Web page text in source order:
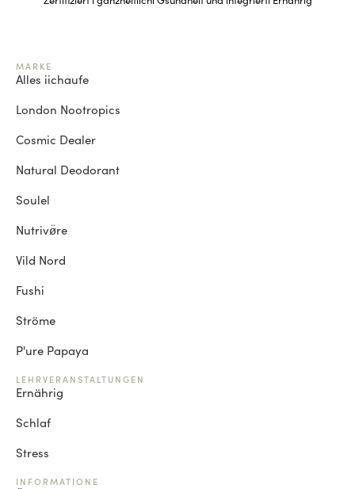
MARKE
Alles iichaufe
London Nootropics
Cosmic Dealer
Natural Deodorant
Soulel
Nutrivø̈re
Vild Nord
Fushi
Ströme
P'ure Papaya
LEHRVERANSTALTUNGEN
Ernährig
Schlaf
Stress
INFORMATIONE